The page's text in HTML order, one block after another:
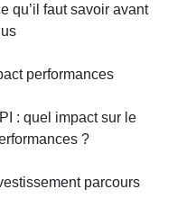
qu’il faut savoir avant
: quel impact sur le
?